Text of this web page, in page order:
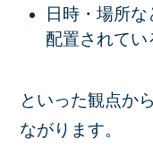
日時・場所な
配置されてい
といった観点か
ながります。